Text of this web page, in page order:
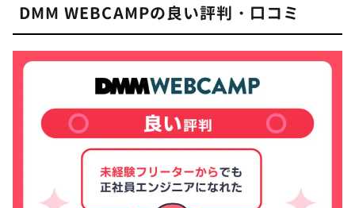
DMM WEBCAMPの良い評判・口コミ